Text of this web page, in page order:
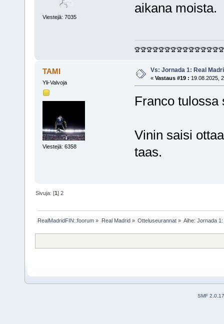
Viestejä: 7035
aikana moista.
🏆🏆🏆🏆🏆🏆🏆🏆🏆🏆🏆🏆🏆🏆🏆
TAMI
Yli-Valvoja
Viestejä: 6358
Vs: Jornada 1: Real
« Vastaus #19 : 19.08.2025,
Franco
Vinin saisi
taas.
Sivuja: [1]2
RealMadridFIN::foorum » Real Madrid» Otteluseurannat» Aihe:Jornada
SMF 2.0.17